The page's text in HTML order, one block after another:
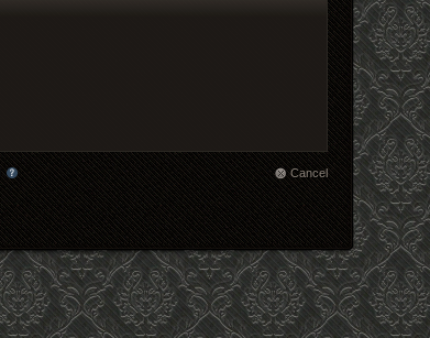
Cancel